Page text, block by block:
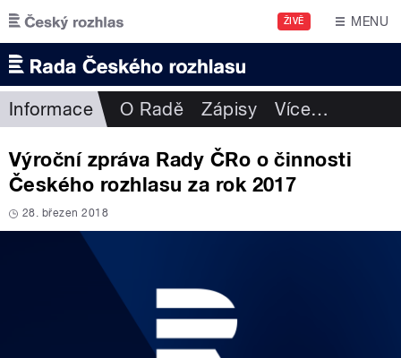
Přejít k hlavnímu obsahu
ŽIVĚ MENU
Informace O Radě Zápisy Více…
Výroční zpráva Rady ČRo o činnosti
Českého rozhlasu za rok 2017
28. březen 2018